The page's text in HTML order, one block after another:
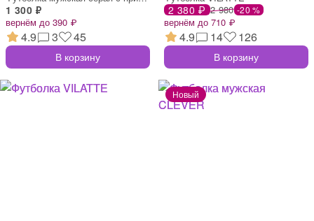
1 300 ₽
вернём до 390 ₽
4.9 3 45
В корзину
2 380 ₽ 2 980 -20 %
вернём до 710 ₽
4.9 14 126
В корзину